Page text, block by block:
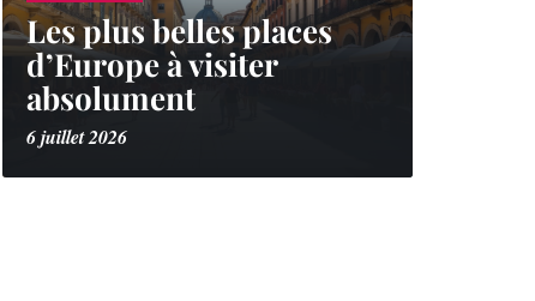
Les plus belles places
d’Europe à visiter
absolument
6 juillet 2026